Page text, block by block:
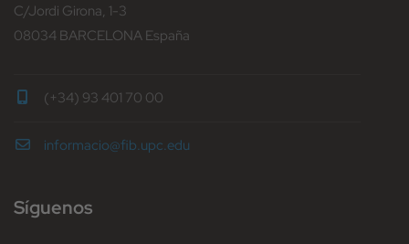
C/Jordi Girona, 1-3
08034 BARCELONA España
(+34) 93 401 70 00
informacio@fib.upc.edu
Síguenos